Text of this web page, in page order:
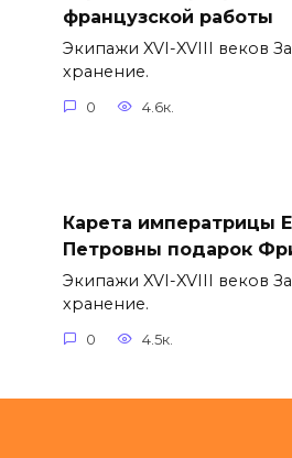
французской работы
Экипажи XVI-XVIII веков
хранение.
0 4.6к.
Карета императрицы
Петровны подарок
Экипажи XVI-XVIII веков
хранение.
0 4.5к.